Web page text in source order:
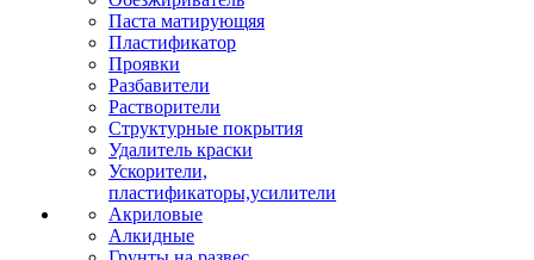
Паста матирующяя
Пластификатор
Проявки
Разбавители
Растворители
Структурные покрытия
Удалитель краски
Ускорители,
пластификаторы,усилители
Акриловые
Алкидные